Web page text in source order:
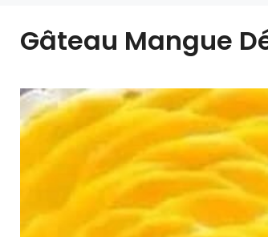
Gâteau Mangue